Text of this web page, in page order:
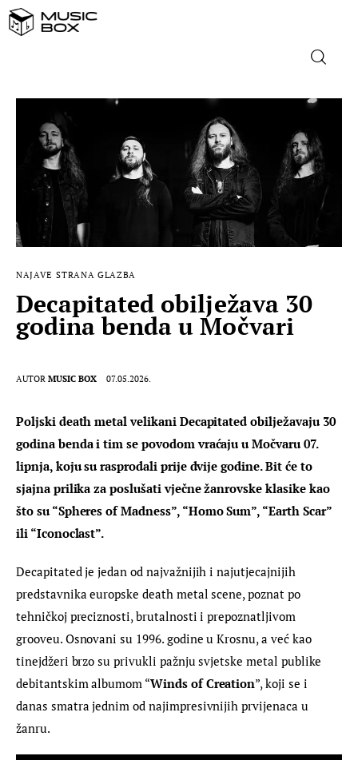
DOMAĆA GLAZBA
STRANA GLAZBA
FILM
MUSIC BOX
NAJAVE STRANA GLAZBA
Decapitated obilježava 30
godina benda u Močvari
AUTOR MUSIC BOX 07.05.2026.
Poljski death metal velikani Decapitated obilježavaju 30
godina benda i tim se povodom vraćaju u Močvaru 07.
lipnja, koju su rasprodali prije dvije godine. Bit će to
sjajna prilika za poslušati vječne žanrovske klasike kao
što su “Spheres of Madness”, “Homo Sum”, “Earth Scar”
ili “Iconoclast”.
Decapitated je jedan od najvažnijih i najutjecajnijih
predstavnika europske death metal scene, poznat po
tehničkoj preciznosti, brutalnosti i prepoznatljivom
grooveu. Osnovani su 1996. godine u Krosnu, a već kao
tinejdžeri brzo su privukli pažnju svjetske metal publike
debitantskim albumom “Winds of Creation”, koji se i
danas smatra jednim od najimpresivnijih prvijenaca u
žanru.